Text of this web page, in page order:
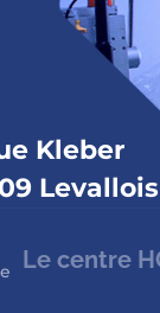
Kleber
Le centre